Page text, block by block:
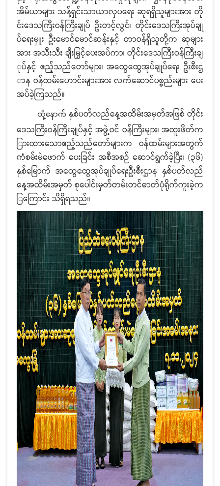
အိမ်ယာများ သန့်ရှင်းသာယာလှပရေး ဆုရရှိသူများအား တို
င်းဒေသကြီးဝန်ကြီးချုပ် ဦးတင့်လွင်၊ တိုင်းဒေသကြီးအုပ်ချု
ပ်ရေးမှူး ဦးမောင်မောင်ဆန်းနှင့် တာဝန်ရှိသူတို့က ဆုများ
အား အသီးသီး ချီးမြှင့်ပေးအပ်ကာ၊ တိုင်းဒေသကြီးဝန်ကြီးချ
ုပ်နှင့် ဧည့်သည်တော်များ၊ အထွေထွေအုပ်ချုပ်ရေး ဦးစီးဌ
ာန ဝန်ထမ်းဟောင်းများအား လက်ဆောင်ပစ္စည်းများ ပေး
အပ်ခဲ့ကြသည်။
ထို့နောက် နှစ်ပတ်လည်နေ့အထိမ်းအမှတ်အဖြစ် တိုင်း
ဒေသကြီးဝန်ကြီးချုပ်နှင့် အဖွဲ့ဝင် ဝန်ကြီးများ၊ အထူးဖိတ်က
ြားထားသောဧည့်သည်တော်များက ဝန်ထမ်းများအတွက်
ကံစမ်းမဲဖောက် ပေးခြင်း အစီအစဉ် ဆောင်ရွက်ခဲ့ပြီး၊ (၃၆)
နှစ်မြောက် အထွေထွေအုပ်ချုပ်ရေးဦးစီးဌာန နှစ်ပတ်လည်
နေ့အထိမ်းအမှတ် စုပေါင်းမှတ်တမ်းတင်ဓာတ်ပုံရိုက်ကူးခဲ့က
ြကြောင်း သိရှိရသည်။